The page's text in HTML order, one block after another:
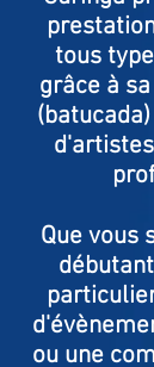
tous
grâce à
Que vous
ou une